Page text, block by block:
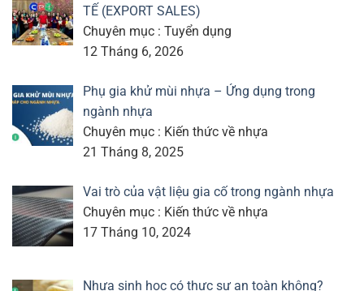
TẾ (EXPORT SALES)
Chuyên mục : Tuyển dụng
12 Tháng 6, 2026
Phụ gia khử mùi nhựa – Ứng dụng trong
ngành nhựa
Chuyên mục : Kiến thức về nhựa
21 Tháng 8, 2025
Vai trò của vật liệu gia cố trong ngành nhựa
Chuyên mục : Kiến thức về nhựa
17 Tháng 10, 2024
Nhựa sinh học có thực sự an toàn không?